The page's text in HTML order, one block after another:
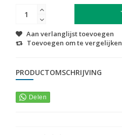
Aan verlanglijst toevoegen
Toevoegen om te vergelijken
PRODUCTOMSCHRIJVING